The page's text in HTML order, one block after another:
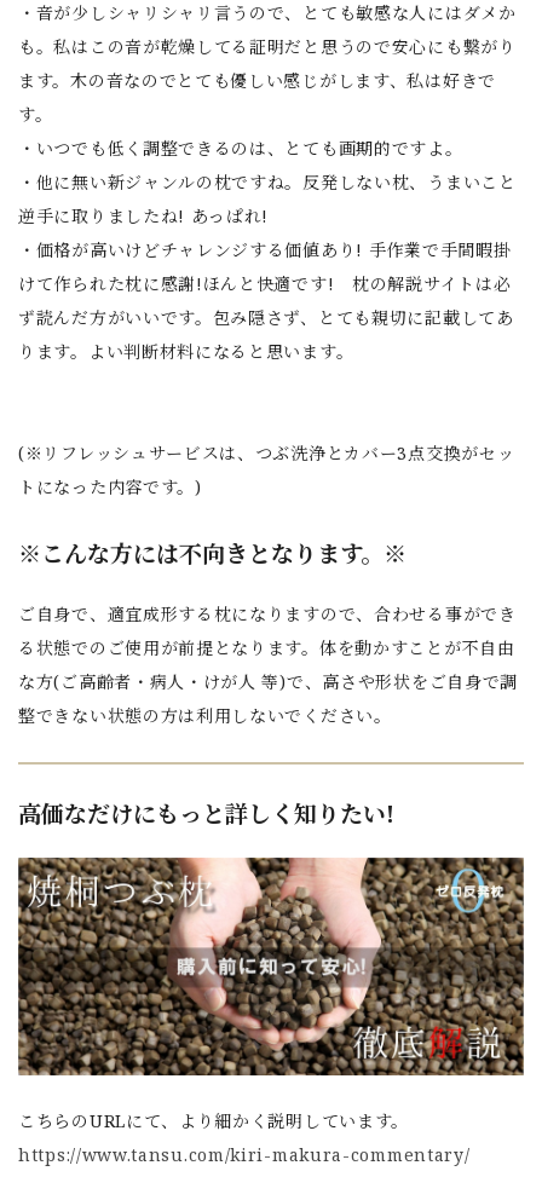
・音が少しシャリシャリ言うので、とても敏感な人にはダメか
も。私はこの音が乾燥してる証明だと思うので安心にも繋がり
ます。木の音なのでとても優しい感じがします、私は好きで
す。
・いつでも低く調整できるのは、とても画期的ですよ。
・他に無い新ジャンルの枕ですね。反発しない枕、うまいこと
逆手に取りましたね! あっぱれ!
・価格が高いけどチャレンジする価値あり! 手作業で手間暇掛
けて作られた枕に感謝!ほんと快適です! 枕の解説サイトは必
ず読んだ方がいいです。包み隠さず、とても親切に記載してあ
ります。よい判断材料になると思います。
(※リフレッシュサービスは、つぶ洗浄とカバー3点交換がセッ
トになった内容です。)
※こんな方には不向きとなります。※
ご自身で、適宜成形する枕になりますので、合わせる事ができ
る状態でのご使用が前提となります。体を動かすことが不自由
な方(ご高齢者・病人・けが人 等)で、高さや形状をご自身で調
整できない状態の方は利用しないでください。
高価なだけにもっと詳しく知りたい!
こちらのURLにて、より細かく説明しています。
https://www.tansu.com/kiri-makura-commentary/